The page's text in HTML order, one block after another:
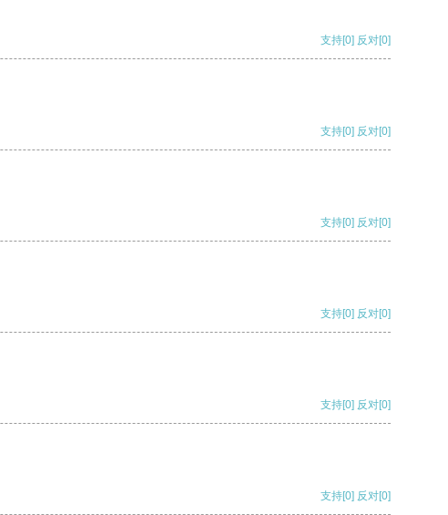
支持[0] 反对[0]
支持[0] 反对[0]
支持[0] 反对[0]
支持[0] 反对[0]
支持[0] 反对[0]
支持[0] 反对[0]